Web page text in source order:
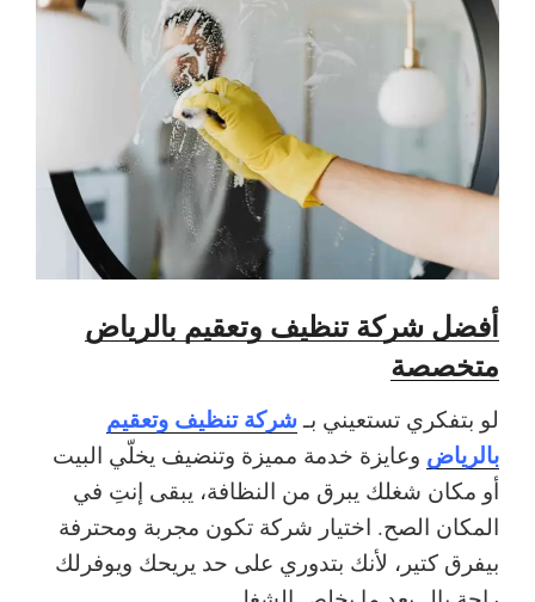
أفضل شركة تنظيف وتعقيم بالرياض
متخصصة
لو بتفكري تستعيني بـ شركة تنظيف وتعقيم
بالرياض وعايزة خدمة مميزة وتنضيف يخلّي البيت
أو مكان شغلك يبرق من النظافة، يبقى إنتِ في
المكان الصح. اختيار شركة تكون مجربة ومحترفة
بيفرق كتير، لأنك بتدوري على حد يريحك ويوفرلك